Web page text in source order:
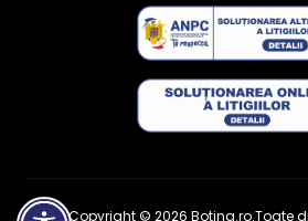
Copyright © 2026 Botina.ro.Toate